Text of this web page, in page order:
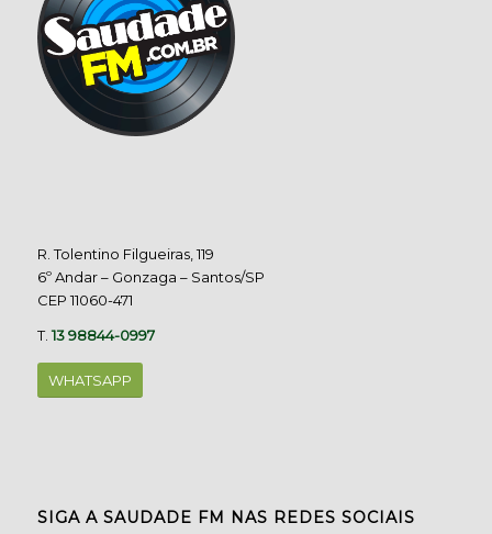
R. Tolentino Filgueiras, 119
6º Andar – Gonzaga – Santos/SP
CEP 11060-471
T.13 98844-0997
WHATSAPP
SIGA A SAUDADE FM NAS REDES SOCIAIS